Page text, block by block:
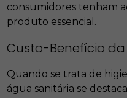
consumidores tenham
produto essencial.
Custo-Benefício
Quando se trata de
água sanitária se